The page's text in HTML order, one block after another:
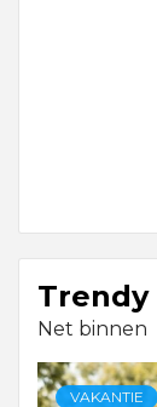
Net binnen
VAKANTIE